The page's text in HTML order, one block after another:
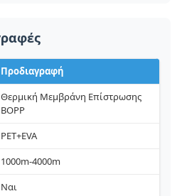
Προδιαγραφή
Θερμική Μεμβράνη Επίστρωσης
BOPP
PET+EVA
1000m-4000m
Ναι